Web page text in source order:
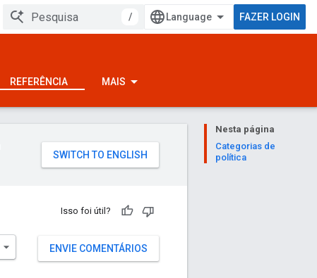
/ FAZER LOGIN
REFERÊNCIA MAIS
Nesta página
Categorias de
política
Isso foi útil?
ENVIE COMENTÁRIOS